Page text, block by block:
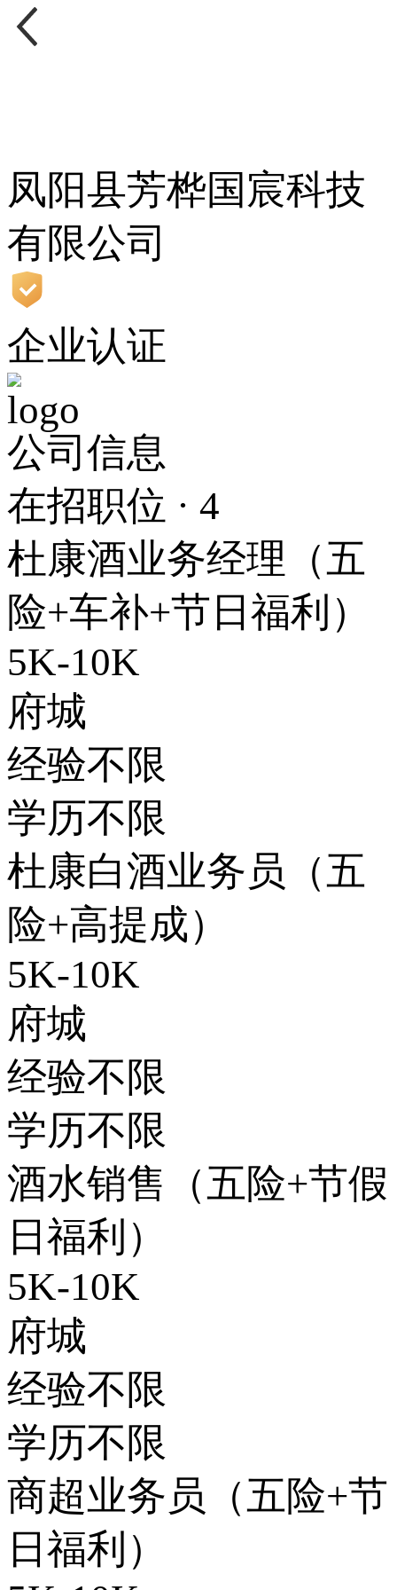
凤阳县芳桦国宸科技
有限公司
企业认证
公司信息
在招职位 · 4
杜康酒业务经理（五
险+车补+节日福利）
5K-10K
府城
经验不限
学历不限
杜康白酒业务员（五
险+高提成）
5K-10K
府城
经验不限
学历不限
酒水销售（五险+节假
日福利）
5K-10K
府城
经验不限
学历不限
商超业务员（五险+节
日福利）